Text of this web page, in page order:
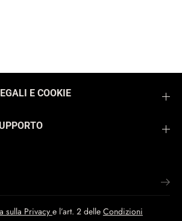
E COOKIE
sulla Privacy e l’art. 2 delle Condizioni